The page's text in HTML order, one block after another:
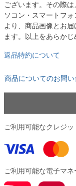
ございます。その際
ソコン・スマートフ
より、商品画像とお
ます。以上をあらか
返品特約について
商品についてのお問
ご利用可能なクレジッ
ご利用可能な電子マネ